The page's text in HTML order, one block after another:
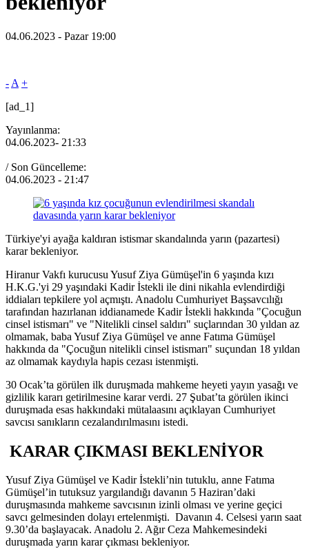
04.06.2023 - Pazar 19:00
- A +
[ad_1]
Yayınlanma:
04.06.2023- 21:33
/ Son Güncelleme:
04.06.2023 - 21:47
Türkiye'yi ayağa kaldıran istismar skandalında yarın (pazartesi)
karar bekleniyor.
Hiranur Vakfı kurucusu Yusuf Ziya Gümüşel'in 6 yaşında kızı
H.K.G.'yi 29 yaşındaki Kadir İstekli ile dini nikahla evlendirdiği
iddiaları tepkilere yol açmıştı. Anadolu Cumhuriyet Başsavcılığı
tarafından hazırlanan iddianamede Kadir İstekli hakkında "Çocuğun
cinsel istismarı" ve "Nitelikli cinsel saldırı" suçlarından 30 yıldan az
olmamak, baba Yusuf Ziya Gümüşel ve anne Fatıma Gümüşel
hakkında da "Çocuğun nitelikli cinsel istismarı" suçundan 18 yıldan
az olmamak kaydıyla hapis cezası istenmişti.
30 Ocak’ta görülen ilk duruşmada mahkeme heyeti yayın yasağı ve
gizlilik kararı getirilmesine karar verdi. 27 Şubat’ta görülen ikinci
duruşmada esas hakkındaki mütalaasını açıklayan Cumhuriyet
savcısı sanıkların cezalandırılmasını istedi.
KARAR ÇIKMASI BEKLENİYOR
Yusuf Ziya Gümüşel ve Kadir İstekli’nin tutuklu, anne Fatıma
Gümüşel’in tutuksuz yargılandığı davanın 5 Haziran’daki
duruşmasında mahkeme savcısının izinli olması ve yerine geçici
savcı gelmesinden dolayı ertelenmişti. Davanın 4. Celsesi yarın saat
9.30’da başlayacak. Anadolu 2. Ağır Ceza Mahkemesindeki
duruşmada yarın karar çıkması bekleniyor.